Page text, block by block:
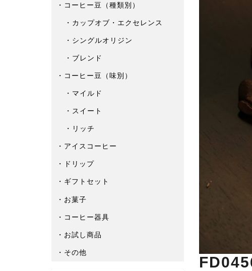
コーヒー豆（種類別）
カップオブ・エクセレンス
シングルオリジン
ブレンド
コーヒー豆（味別）
マイルド
スイート
リッチ
アイスコーヒー
ドリップ
ギフトセット
お菓子
コーヒー器具
お試し商品
その他